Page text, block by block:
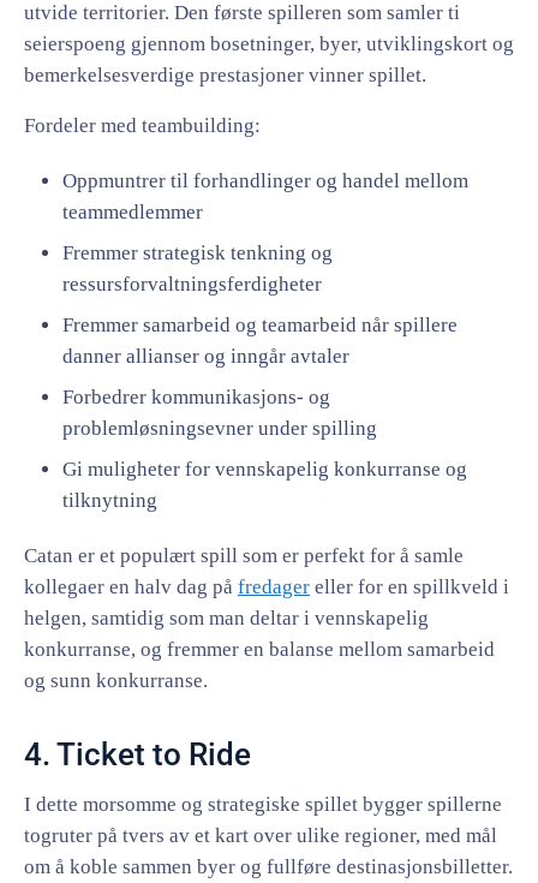
utvide territorier. Den første spilleren som samler ti
seierspoeng gjennom bosetninger, byer, utviklingskort og
bemerkelsesverdige prestasjoner vinner spillet.
Fordeler med teambuilding:
Oppmuntrer til forhandlinger og handel mellom
teammedlemmer
Fremmer strategisk tenkning og
ressursforvaltningsferdigheter
Fremmer samarbeid og teamarbeid når spillere
danner allianser og inngår avtaler
Forbedrer kommunikasjons- og
problemløsningsevner under spilling
Gi muligheter for vennskapelig konkurranse og
tilknytning
Catan er et populært spill som er perfekt for å samle
kollegaer en halv dag på fredager eller for en spillkveld i
helgen, samtidig som man deltar i vennskapelig
konkurranse, og fremmer en balanse mellom samarbeid
og sunn konkurranse.
4. Ticket to Ride
I dette morsomme og strategiske spillet bygger spillerne
togruter på tvers av et kart over ulike regioner, med mål
om å koble sammen byer og fullføre destinasjonsbilletter.